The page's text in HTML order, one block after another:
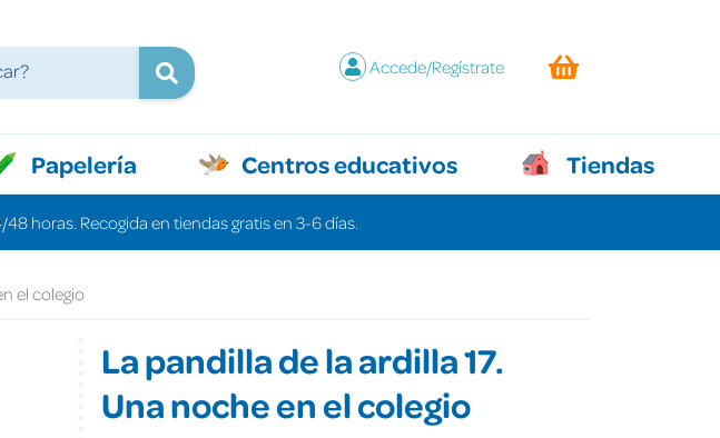
Accede/Regístrate
Papelería Centros educativos Tiendas
horas. Recogida en tiendas gratis en 3-6 días.
el colegio
La pandilla de la ardilla 17.
Una noche en el colegio